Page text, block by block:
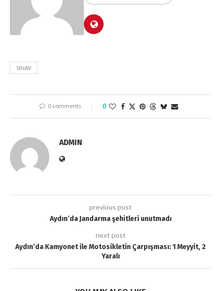
SINAV
0 comments 0
ADMIN
previous post
Aydın’da Jandarma şehitleri unutmadı
next post
Aydın’da Kamyonet ile Motosikletin Çarpışması: 1 Meyyit, 2
Yaralı